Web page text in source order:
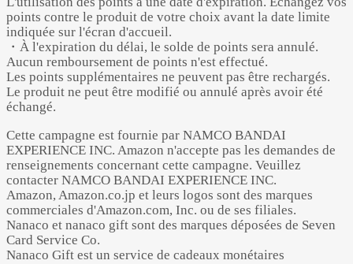
points contre le produit de votre choix avant la date limite
indiquée sur l'écran d'accueil.
・À l'expiration du délai, le solde de points sera annulé.
Aucun remboursement de points n'est effectué.
Les points supplémentaires ne peuvent pas être rechargés.
Le produit ne peut être modifié ou annulé après avoir été
échangé.
Cette campagne est fournie par NAMCO BANDAI
EXPERIENCE INC. Amazon n'accepte pas les demandes de
renseignements concernant cette campagne. Veuillez
contacter NAMCO BANDAI EXPERIENCE INC.
Amazon, Amazon.co.jp et leurs logos sont des marques
commerciales d'Amazon.com, Inc. ou de ses filiales.
Nanaco et nanaco gift sont des marques déposées de Seven
Card Service Co.
Nanaco Gift est un service de cadeaux monétaires